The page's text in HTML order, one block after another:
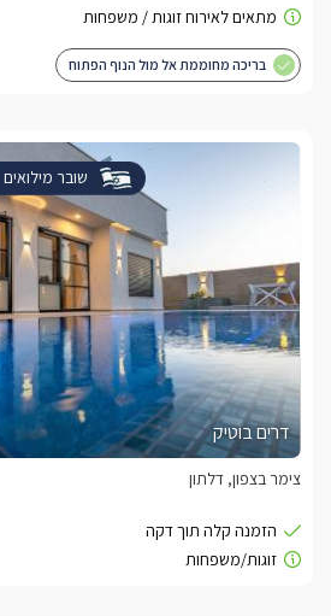
בריכה מחוממת אל מול הנוף הפתוח
שובר מילואים
דרים בוטיק
צימר בצפון, דלתון